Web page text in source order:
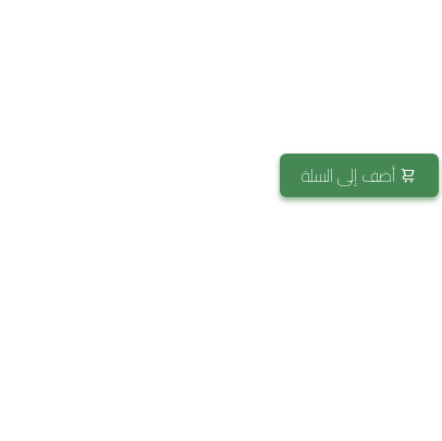
أضف إلى السلة